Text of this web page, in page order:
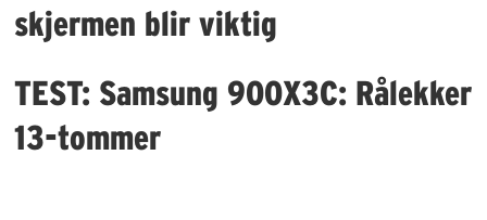
skjermen blir viktig
TEST: Samsung 900X3C: Rålekker
13-tommer